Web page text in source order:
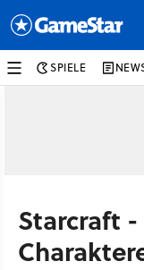
SPIELE
Starcraft